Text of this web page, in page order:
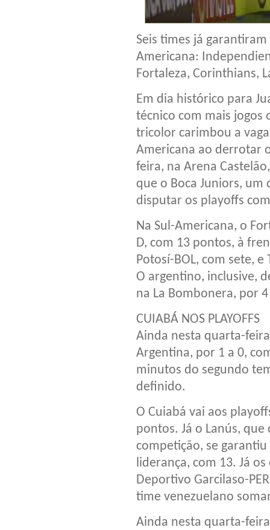
Seis times já
Americana:
Fortaleza, Corinthians,
Em dia histórico para
técnico com mais jogos
tricolor carimbou a
Americana ao derrotar
feira, na Arena
que o Boca Juniors,
disputar os playoffs
Na Sul-Americana, o
D, com 13 pontos, à
Potosí-BOL, com sete,
O argentino, inclusive,
na La Bombonera, por
CUIABÁ NOS PLAYOFFS
Ainda nesta quarta-
Argentina, por 1 a 0,
minutos do segundo
definido.
O Cuiabá vai aos
pontos. Já o Lanús,
competição, se
liderança, com 13. Já
Deportivo Garcilaso-
time venezuelano
Ainda nesta quarta-